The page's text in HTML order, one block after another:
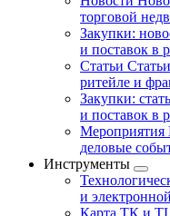
торговой
Закупки:
и поставок в
Статьи
ритейле и
Закупки:
и поставок в
Мероприятия
деловые
Инструменты
и
Карта ТК и